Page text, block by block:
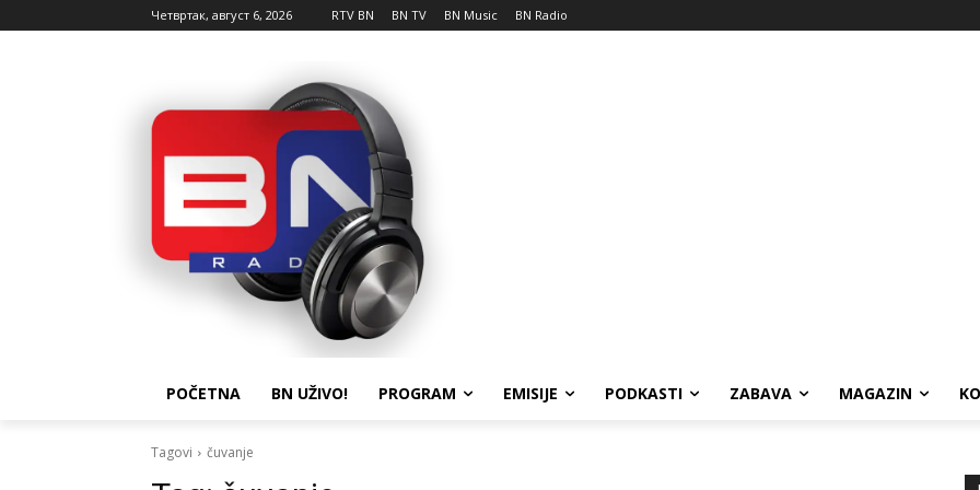
Четвртак, август 6, 2026 RTV BN BN TV BN Music BN Radio
POČETNA BN UŽIVO! PROGRAM EMISIJE PODKASTI ZABAVA MAGAZIN
Tagovi čuvanje